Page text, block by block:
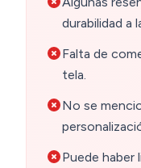
durabilidad a
Falta de
tela.
No se
Puede haber